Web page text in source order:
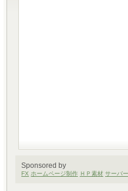
Sponsored by
FX ホームページ制作 ＨＰ素材 サーバ